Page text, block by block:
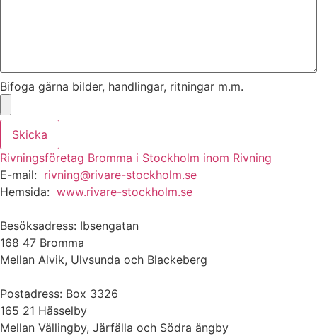
Bifoga gärna bilder, handlingar, ritningar m.m.
Skicka
Rivningsföretag Bromma i Stockholm inom Rivning
E-mail: rivning@rivare-stockholm.se
Hemsida: www.rivare-stockholm.se
Besöksadress: Ibsengatan
168 47 Bromma
Mellan Alvik, Ulvsunda och Blackeberg
Postadress: Box 3326
165 21 Hässelby
Mellan Vällingby, Järfälla och Södra ängby